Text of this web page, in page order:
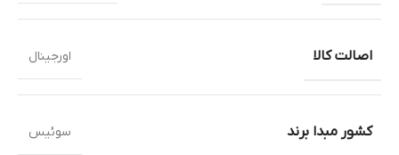
اصالت کالا اورجینال
کشور مبدا برند سوئیس